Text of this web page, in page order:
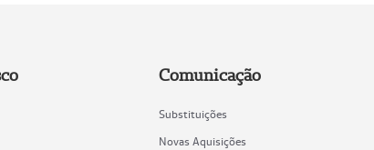
Comunicação
Substituições
Novas Aquisições